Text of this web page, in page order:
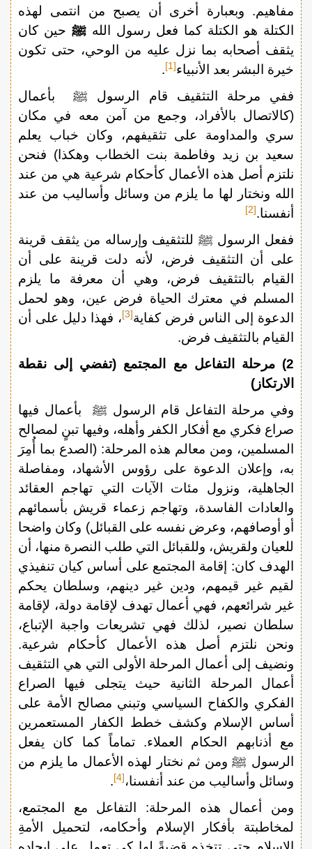
مفاهيم. وبعبارة أخرى أن يصبح من انتمى لهذه
الكتلة هو الكتلة كما فعل رسول الله ﷺ حين كان
يثقف أصحابه بما نزل عليه من الوحي، حتى تكون
خيرة البشر بعد الأنبياء[1]
.
ففي مرحلة التثقيف قام الرسول ﷺ بأعمال
(كالاتصال بالأفراد، وجمع من آمن معه في مكان
سري والمداومة على تثقيفهم، وكان خباب يعلم
سعيد بن زيد وفاطمة بنت الخطاب وهكذا) فنحن
نلتزم أصل هذه الأعمال كأحكام شرعية هي من عند
الله ونختار لها ما يلزم من وسائل وأساليب من عند
أنفسنا.[2]
ففعل الرسول ﷺ للتثقيف وإرساله من يثقف قرينة
على أن التثقيف فرض، لأنه دلت قرينة على أن
القيام بالتثقيف فرض، وهي أن معرفة ما يلزم
المسلم في معترك الحياة فرض عين، وهو لحمل
الدعوة إلى الناس فرض كفاية[3]
، فهذا دليل على أن
القيام بالتثقيف فرض.
2) مرحلة التفاعل مع المجتمع (تفضي إلى نقطة
الارتكاز)
وفي مرحلة التفاعل قام الرسول ﷺ بأعمال فيها
صراع فكري مع أفكار الكفر وأهله، وفيها تبنٍ لمصالح
المسلمين، ومن معالم هذه المرحلة: (الصدع بما أُمِرَ
به، وإعلان الدعوة على رؤوس الأشهاد، ومفاصلة
الجاهلية، ونزول مئات الآيات التي تهاجم العقائد
والعادات الفاسدة، وتهاجم زعماء قريش بأسمائهم
أو أوصافهم، وعرض نفسه على القبائل) وكان واضحا
للعيان ولقريش، وللقبائل التي طلب النصرة منها، أن
الهدف كان: إقامة المجتمع على أساس كيان تنفيذي
لقيم غير قيمهم، ودين غير دينهم، وسلطان يحكم
غير شرائعهم، فهي أعمال تهدف لإقامة دولة، لإقامة
سلطان نصير، لذلك فهي تشريعات واجبة الإتباع،
ونحن نلتزم أصل هذه الأعمال كأحكام شرعية.
ونضيف إلى أعمال المرحلة الأولى التي هي التثقيف
أعمال المرحلة الثانية حيث يتجلى فيها الصراع
الفكري والكفاح السياسي وتبني مصالح الأمة على
أساس الإسلام وكشف خطط الكفار المستعمرين
مع أذنابهم الحكام العملاء. تماماً كما كان يفعل
الرسول ﷺ ومن ثم نختار لهذه الأعمال ما يلزم من
وسائل وأساليب من عند أنفسنا،[4]
.
ومن أعمال هذه المرحلة: التفاعل مع المجتمع،
لمخاطبتة بأفكار الإسلام وأحكامه، لتحميل الأمةِ